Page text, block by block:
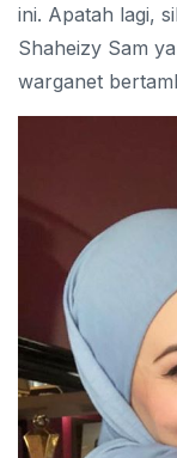
ini. Apatah lagi,
Shaheizy Sam
warganet